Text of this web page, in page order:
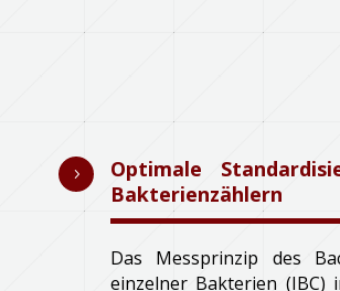
5
Optimale
Bakterienzählern
Das Messprinzip des
einzelner Bakterien (IBC)